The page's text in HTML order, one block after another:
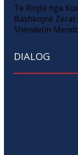
Të Rinjtë nga
Bashkojnë
Shëndetin
DIALOG